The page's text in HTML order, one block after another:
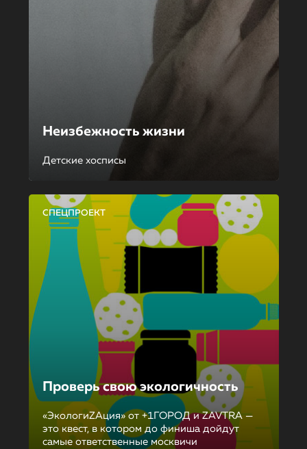
Неизбежность жизни
Детские хосписы
СПЕЦПРОЕКТ
Проверь свою экологичность
«ЭкологиZAция» от +1ГОРОД и ZAVTRA —
это квест, в котором до финиша дойдут
самые ответственные москвичи